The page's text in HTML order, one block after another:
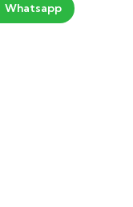
Whatsapp